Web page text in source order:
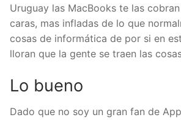
Uruguay las MacBooks te las cobran
caras, mas infladas de lo que
cosas de informática de por si en
lloran que la gente se traen las
Lo bueno
Dado que no soy un gran fan de